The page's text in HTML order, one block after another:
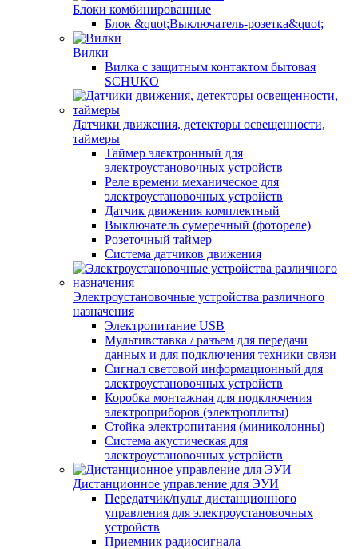
Блоки комбинированные
Блок &quot;Выключатель-розетка&quot;
Вилки
Вилка с защитным контактом бытовая
SCHUKO
Датчики движения, детекторы освещенности,
таймеры
Таймер электронный для
электроустановочных устройств
Реле времени механическое для
электроустановочных устройств
Датчик движения комплектный
Выключатель сумеречный (фотореле)
Розеточный таймер
Система датчиков движения
Электроустановочные устройства различного
назначения
Электропитание USB
Мультивставка / разъем для передачи
данных и для подключения техники связи
Сигнал световой информационный для
электроустановочных устройств
Коробка монтажная для подключения
электроприборов (электроплиты)
Стойка электропитания (миниколонны)
Система акустическая для
электроустановочных устройств
Дистанционное управление для ЭУИ
Передатчик/пульт дистанционного
управления для электроустановочных
устройств
Приемник радиосигнала